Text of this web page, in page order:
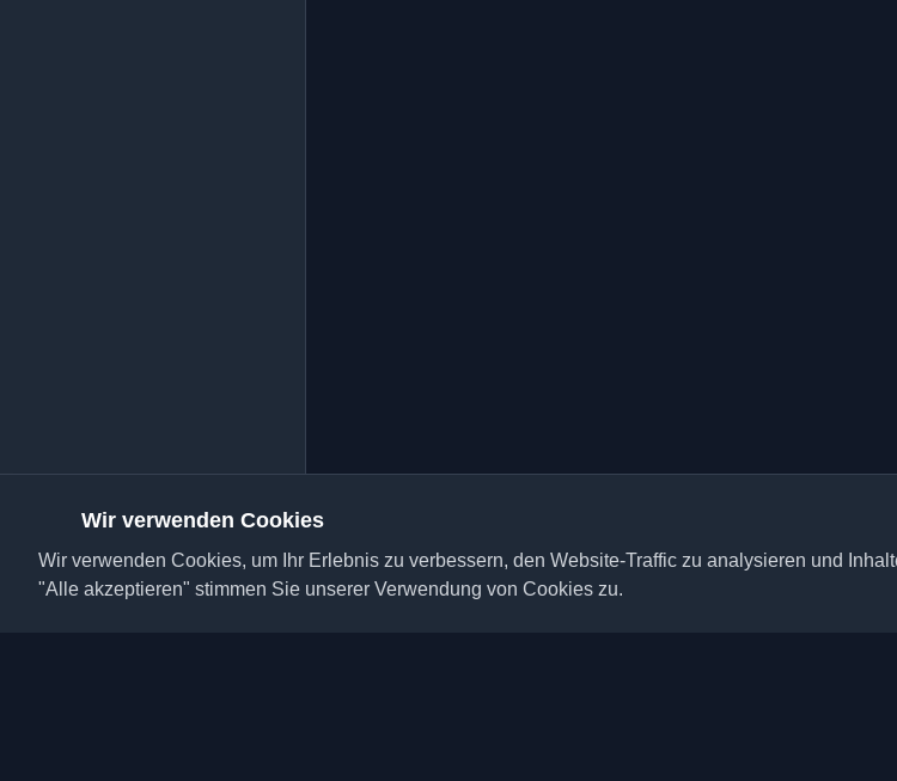
Wir verwenden Cookies
Wir verwenden Cookies, um Ihr Erlebnis zu verbessern, den Website-Traffic zu analysieren und
"Alle akzeptieren" stimmen Sie unserer Verwendung von Cookies zu.